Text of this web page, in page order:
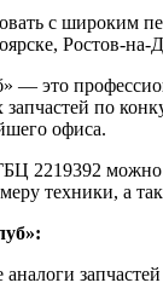
с широким
Ростов-на-
— это
по
офиса.
2219392
техники, а